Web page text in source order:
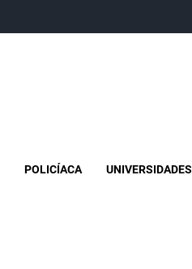
POLICÍACA UNIVERSIDADES